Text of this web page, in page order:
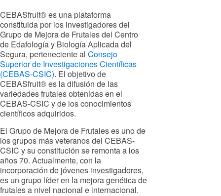
CEBASfruit® es una plataforma
constituida por los investigadores del
Grupo de Mejora de Frutales del Centro
de Edafología y Biología Aplicada del
Segura, perteneciente al Consejo
Superior de Investigaciones Científicas
(CEBAS-CSIC). El objetivo de
CEBASfruit® es la difusión de las
variedades frutales obtenidas en el
CEBAS-CSIC y de los conocimientos
científicos adquiridos.
El Grupo de Mejora de Frutales es uno de
los grupos más veteranos del CEBAS-
CSIC y su constitución se remonta a los
años 70. Actualmente, con la
incorporación de jóvenes investigadores,
es un grupo líder en la mejora genética de
frutales a nivel nacional e internacional.